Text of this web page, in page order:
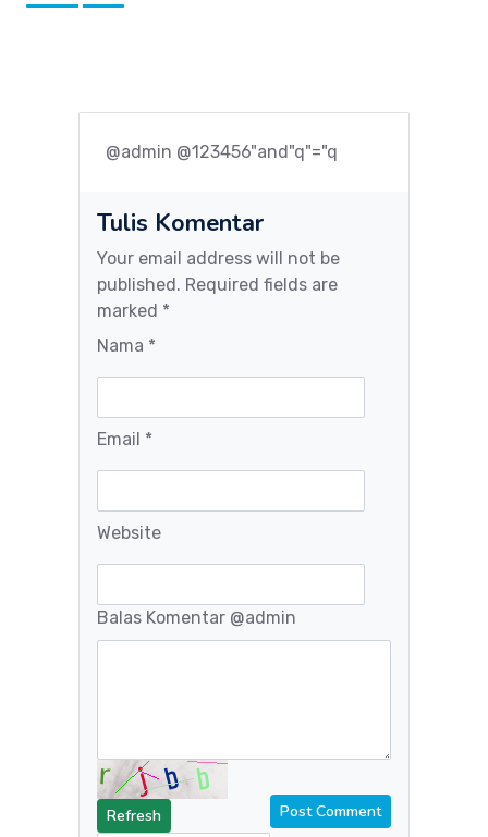
@admin @123456"and"q"="q
Tulis Komentar
Your email address will not be
published. Required fields are
marked *
Nama *
Email *
Website
Balas Komentar @admin
Refresh